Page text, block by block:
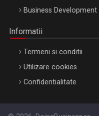
Business Development
Informatii
Termeni si conditii
Utilizare cookies
Confidentialitate